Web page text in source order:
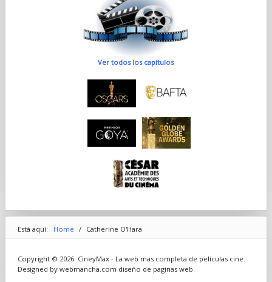
Ver todos los capítulos
Está aquí: Home / Catherine O'Hara
Copyright © 2026. CineyMax - La web mas completa de películas cine.
Designed by webmancha.com diseño de paginas web